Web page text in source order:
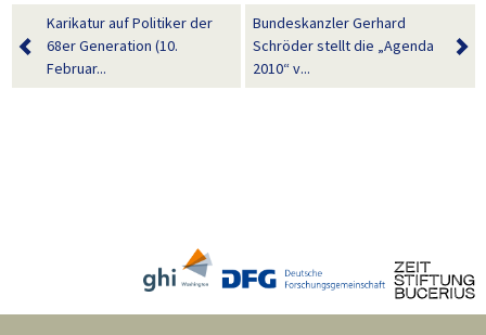
Karikatur auf Politiker der
68er Generation (10.
Februar...
Bundeskanzler Gerhard
Schröder stellt die „Agenda
2010“ v...